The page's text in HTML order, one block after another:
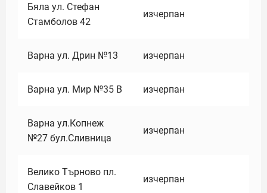
Бяла ул. Стефан
Стамболов 42
изчерпан
Варна ул. Дрин №13 изчерпан
Варна ул. Мир №35 В изчерпан
Варна ул.Копнеж
№27 бул.Сливница
изчерпан
Велико Търново пл.
Славейков 1
изчерпан